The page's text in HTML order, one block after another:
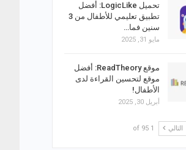
تحميل LogicLike: أفضل
تطبيق تعليمي للأطفال من 3
سنين فما…
مايو 31, 2025
موقع ReadTheory: أفضل
موقع لتحسين القراءة لدى
الأطفال!
أبريل 30, 2025
التالي 1 of 95